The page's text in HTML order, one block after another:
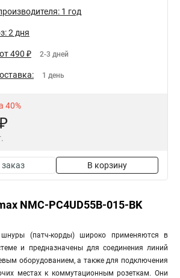
1 год
2 дня
490 ₽ 2-3 дней
1 день
40%
В корзину
NMC-PC4UD55B-015-BK
шнуры (патч-корды) широко применяются в
и предназначены для соединения линий
оборудованием, а также для подключения
местах к коммутационным розеткам. Они